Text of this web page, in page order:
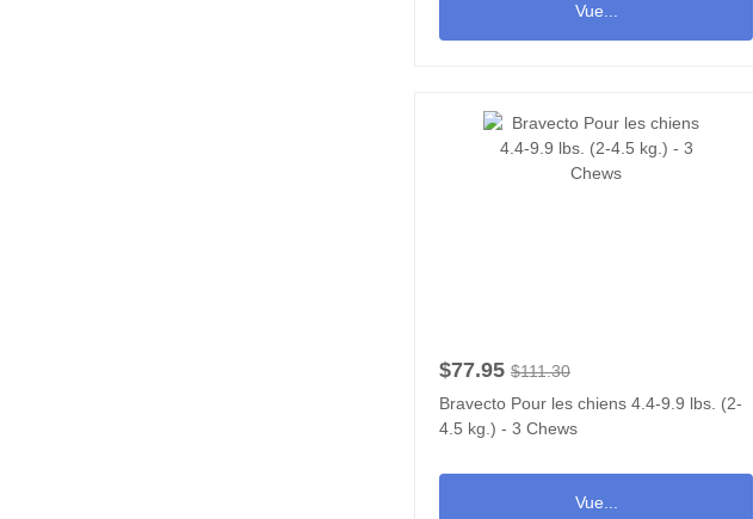
Vue...
$77.95 $111.30
Bravecto Pour les chiens 4.4-9.9 lbs. (2-
4.5 kg.) - 3 Chews
Vue...